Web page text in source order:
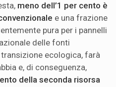
meno dell’1 per cento è
e una frazione
pura per i pannelli
delle fonti
ecologica, farà
e, di conseguenza,
della seconda risorsa